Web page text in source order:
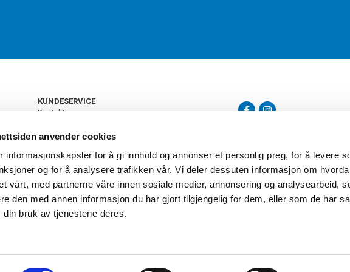
anvender cookies
informasjonskapsler for å gi innhold og annonser et personlig preg, for å levere
og for å analysere trafikken vår. Vi deler dessuten informasjon om
vårt, med partnerne våre innen sosiale medier, annonsering og analysearbeid,
den med annen informasjon du har gjort tilgjengelig for dem, eller som de har
din bruk av tjenestene deres.
KUNDESERVICE
Kontakt oss
Retur og bytte
Personvern
Frakt og levering
Ledige stillinger
FAQ - Ofte stilte spørsmål
Åpenhetsloven
Torshov Sport har over 90 års
klubbhandel. Torshov Sport har
Drammen, Sandvika Storsenter